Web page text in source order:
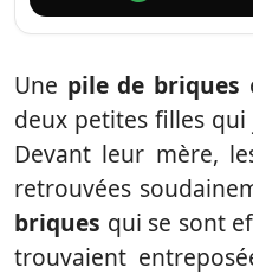
Une pile de briques
deux petites filles
Devant leur mère,
retrouvées
briques qui se sont
trouvaient